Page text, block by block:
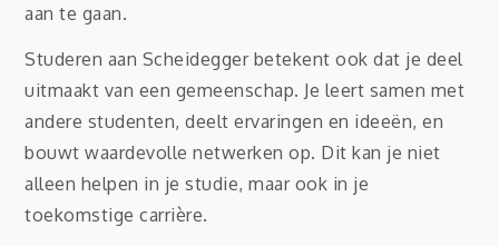
aan te gaan.
Studeren aan Scheidegger betekent ook dat je deel
uitmaakt van een gemeenschap. Je leert samen met
andere studenten, deelt ervaringen en ideeën, en
bouwt waardevolle netwerken op. Dit kan je niet
alleen helpen in je studie, maar ook in je
toekomstige carrière.